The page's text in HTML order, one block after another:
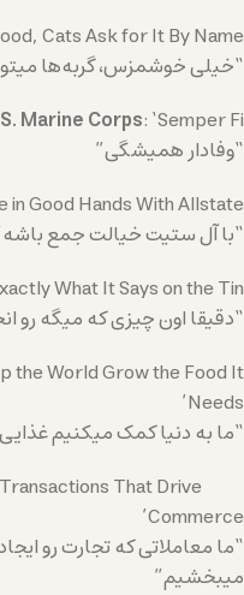
Cats Ask for It By Name’
“خیلی خوشمزس، گربه‌ها
Marine Corps: ‘Semper Fi’
“وفادار همیشگی”
in Good Hands With Allstate’
“با آل ستیت خیالت جمع
What It Says on the Tin.’
“دقیقا اون چیزی که میگه رو
the World Grow the Food It
Needs’
“ما به دنیا کمک میکنیم غذایی
That Drive
Commerce’
“ما معاملاتی که تجارت رو
میبخشیم”